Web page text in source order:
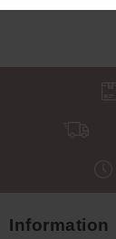
Information